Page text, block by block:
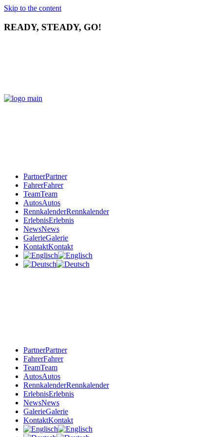
Skip to the content
READY, STEADY, GO!
PartnerPartner
FahrerFahrer
TeamTeam
AutosAutos
RennkalenderRennkalender
ErlebnisErlebnis
NewsNews
GalerieGalerie
KontaktKontakt
PartnerPartner
FahrerFahrer
TeamTeam
AutosAutos
RennkalenderRennkalender
ErlebnisErlebnis
NewsNews
GalerieGalerie
KontaktKontakt